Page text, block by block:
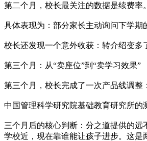
第二个月，校长最关注的数据是续费率
具体表现为：部分家长主动询问下学期
校长还发现一个意外收获：转介绍变
第三个月：从“卖座位”到“卖学习效果”
第三个月，校长完成了一次产品线调整
中国管理科学研究院基础教育研究所的
三个月后的核心判断：分之道提供的远
学校近，现在靠谁能让孩子进步。这是